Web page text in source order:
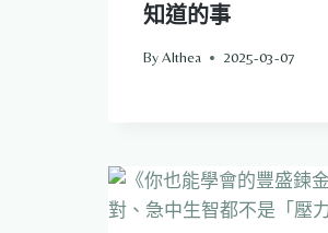
知道的事
ByAlthea 2025-03-07